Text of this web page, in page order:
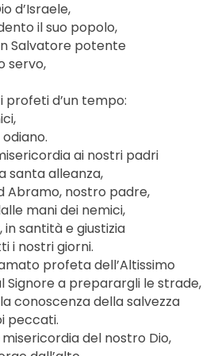
d’Israele,
il suo popolo,
Salvatore potente
servo,
profeti d’un tempo:
ai nostri padri
santa alleanza,
Abramo, nostro padre,
mani dei nemici,
santità e giustizia
i nostri giorni.
profeta dell’Altissimo
Signore a preparargli le strade,
conoscenza della salvezza
peccati.
del nostro Dio,